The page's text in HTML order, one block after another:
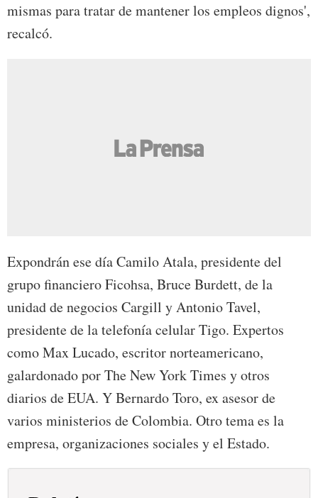
mismas para tratar de mantener los empleos dignos',
recalcó.
Expondrán ese día Camilo Atala, presidente del
grupo financiero Ficohsa, Bruce Burdett, de la
unidad de negocios Cargill y Antonio Tavel,
presidente de la telefonía celular Tigo. Expertos
como Max Lucado, escritor norteamericano,
galardonado por The New York Times y otros
diarios de EUA. Y Bernardo Toro, ex asesor de
varios ministerios de Colombia. Otro tema es la
empresa, organizaciones sociales y el Estado.